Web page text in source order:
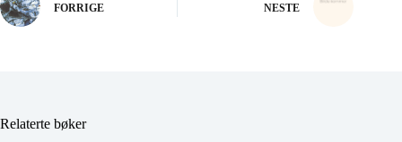
FORRIGE NESTE
Relaterte bøker